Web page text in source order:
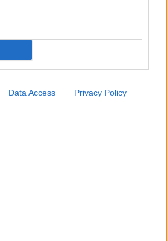
Data Access Privacy Policy